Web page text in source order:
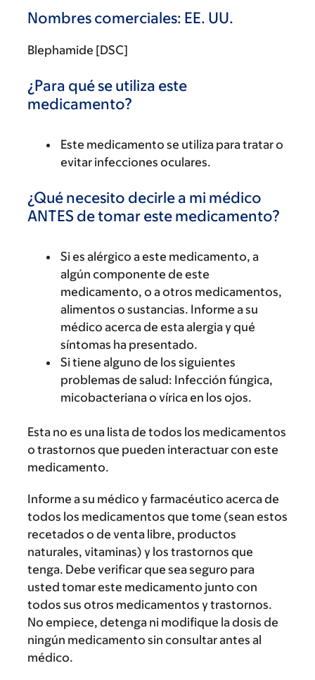
Nombres comerciales: EE. UU.
Blephamide [DSC]
¿Para qué se utiliza este
medicamento?
Este medicamento se utiliza para tratar o
evitar infecciones oculares.
¿Qué necesito decirle a mi médico
ANTES de tomar este medicamento?
Si es alérgico a este medicamento, a
algún componente de este
medicamento, o a otros medicamentos,
alimentos o sustancias. Informe a su
médico acerca de esta alergia y qué
síntomas ha presentado.
Si tiene alguno de los siguientes
problemas de salud: Infección fúngica,
micobacteriana o vírica en los ojos.
Esta no es una lista de todos los medicamentos
o trastornos que pueden interactuar con este
medicamento.
Informe a su médico y farmacéutico acerca de
todos los medicamentos que tome (sean estos
recetados o de venta libre, productos
naturales, vitaminas) y los trastornos que
tenga. Debe verificar que sea seguro para
usted tomar este medicamento junto con
todos sus otros medicamentos y trastornos.
No empiece, detenga ni modifique la dosis de
ningún medicamento sin consultar antes al
médico.